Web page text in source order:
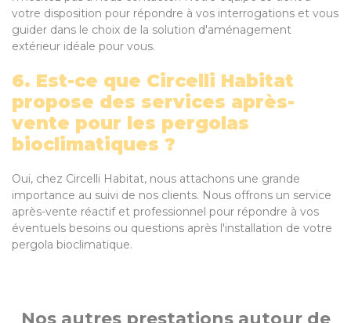
votre disposition pour répondre à vos interrogations et vous
guider dans le choix de la solution d'aménagement
extérieur idéale pour vous.
6. Est-ce que Circelli Habitat
propose des services après-
vente pour les pergolas
bioclimatiques ?
Oui, chez Circelli Habitat, nous attachons une grande
importance au suivi de nos clients. Nous offrons un service
après-vente réactif et professionnel pour répondre à vos
éventuels besoins ou questions après l'installation de votre
pergola bioclimatique.
Nos autres prestations autour de